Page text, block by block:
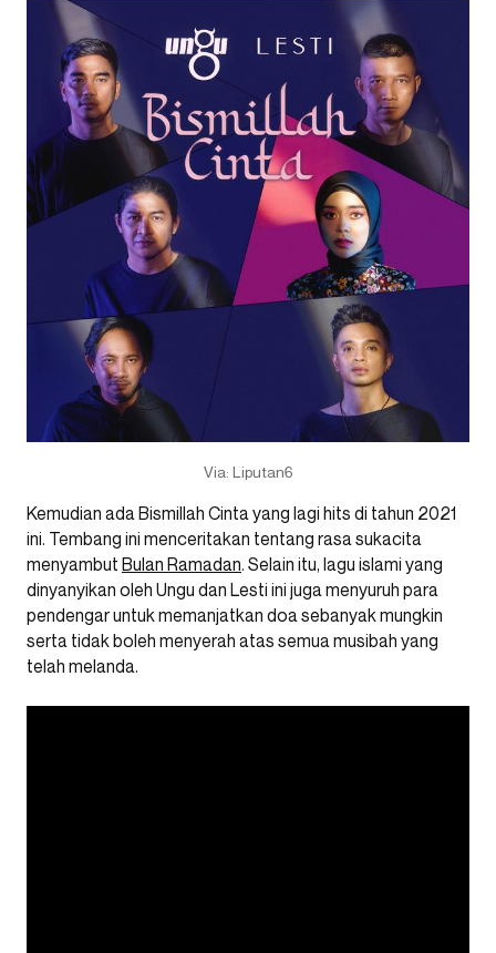
Via: Liputan6
Kemudian ada Bismillah Cinta yang lagi hits di tahun 2021
ini. Tembang ini menceritakan tentang rasa sukacita
menyambut Bulan Ramadan. Selain itu, lagu islami yang
dinyanyikan oleh Ungu dan Lesti ini juga menyuruh para
pendengar untuk memanjatkan doa sebanyak mungkin
serta tidak boleh menyerah atas semua musibah yang
telah melanda.